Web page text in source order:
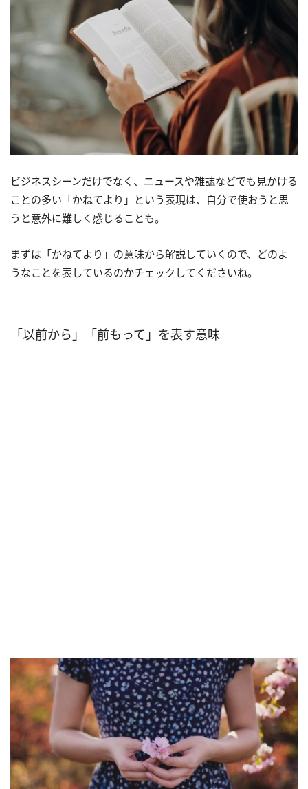
ビジネスシーンだけでなく、ニュースや雑誌などでも見かける
ことの多い「かねてより」という表現は、自分で使おうと思
うと意外に難しく感じることも。
まずは「かねてより」の意味から解説していくので、どのよ
うなことを表しているのかチェックしてくださいね。
「以前から」「前もって」を表す意味